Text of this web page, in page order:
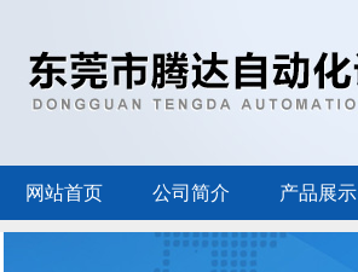
网站首页 公司简介 产品展示